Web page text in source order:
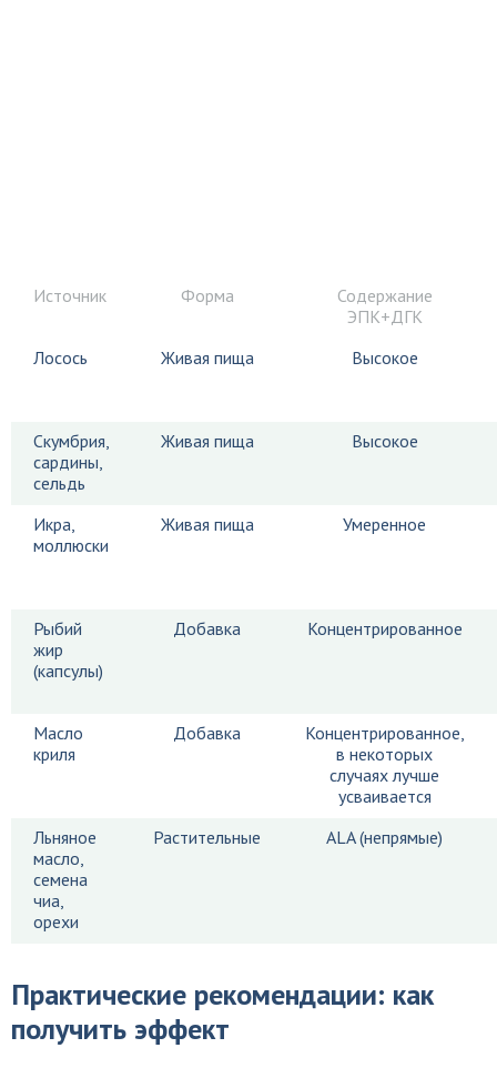
Источник Форма
Содержание
ЭПК+ДГК
Лосось
Живая пища Высокое
Скумбрия,
сардины,
сельдь
Живая пища Высокое
Икра,
моллюски
Живая пища Умеренное
Рыбий
жир
(капсулы)
Добавка Концентрированное
Масло
криля
Добавка
Концентрированное,
в некоторых
случаях лучше
усваивается
Льняное
масло,
семена
чиа,
орехи
Растительные ALA (непрямые)
Практические рекомендации: как
получить эффект